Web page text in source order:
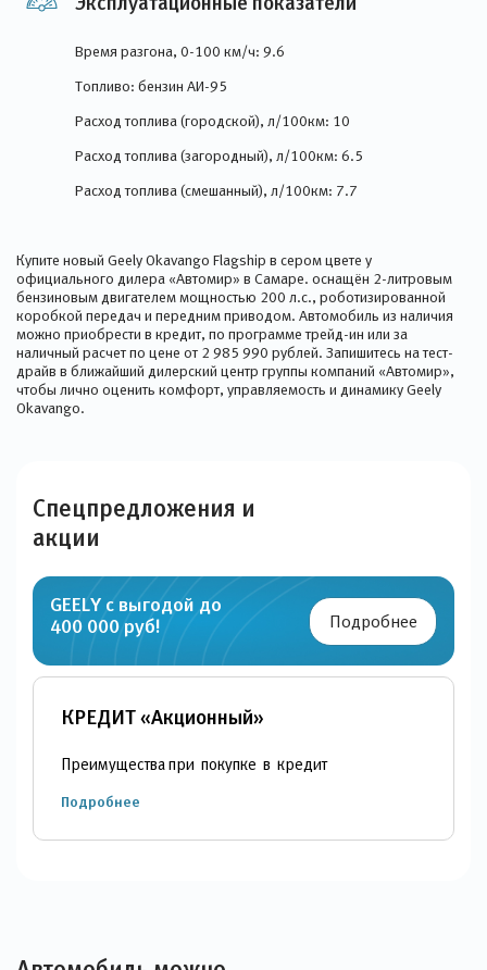
Время разгона, 0-100 км/ч: 9.6
Топливо: бензин АИ-95
Расход топлива (городской), л/100км: 10
Расход топлива (загородный), л/100км: 6.5
Расход топлива (смешанный), л/100км: 7.7
Купите новый Geely Okavango Flagship в сером цвете у
официального дилера «Автомир» в Самаре. оснащён 2-литровым
бензиновым двигателем мощностью 200 л.с., роботизированной
коробкой передач и передним приводом. Автомобиль из наличия
можно приобрести в кредит, по программе трейд-ин или за
наличный расчет по цене от 2 985 990 рублей. Запишитесь на тест-
драйв в ближайший дилерский центр группы компаний «Автомир»,
чтобы лично оценить комфорт, управляемость и динамику Geely
Okavango.
Спецпредложения и
акции
GEELY с выгодой до
400 000 руб!
Подробнее
КРЕДИТ «Акционный»
Преимущества при покупке в кредит
Подробнее